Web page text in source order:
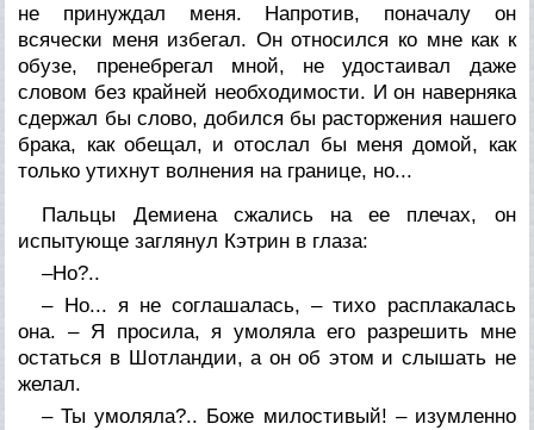
не принуждал меня. Напротив, поначалу он
всячески меня избегал. Он относился ко мне как к
обузе, пренебрегал мной, не удостаивал даже
словом без крайней необходимости. И он наверняка
сдержал бы слово, добился бы расторжения нашего
брака, как обещал, и отослал бы меня домой, как
только утихнут волнения на границе, но...
Пальцы Демиена сжались на ее плечах, он
испытующе заглянул Кэтрин в глаза:
–Но?..
– Но... я не соглашалась, – тихо расплакалась
она. – Я просила, я умоляла его разрешить мне
остаться в Шотландии, а он об этом и слышать не
желал.
– Ты умоляла?.. Боже милостивый! – изумленно